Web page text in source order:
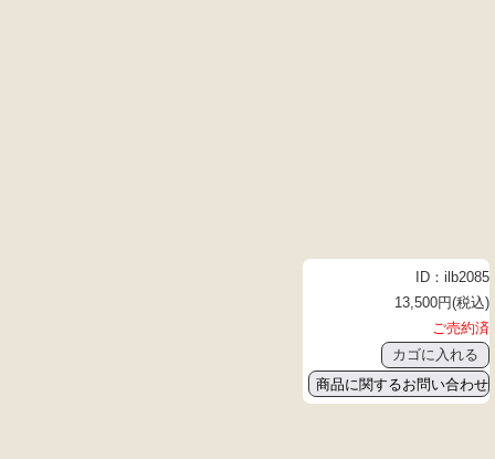
ID：ilb2085
13,500円(税込)
ご売約済
商品に関するお問い合わせ